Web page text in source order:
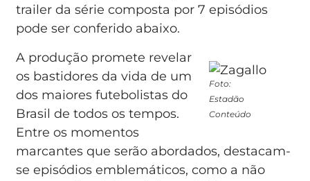
trailer da série composta por 7 episódios
pode ser conferido abaixo.
Foto:
Estadão
Conteúdo
A produção promete revelar
os bastidores da vida de um
dos maiores futebolistas do
Brasil de todos os tempos.
Entre os momentos
marcantes que serão abordados, destacam-
se episódios emblemáticos, como a não